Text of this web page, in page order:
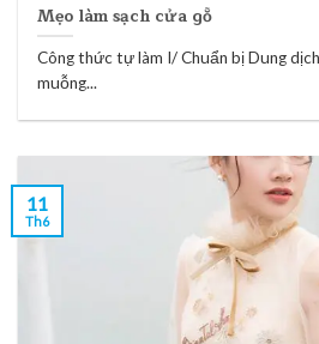
Mẹo làm sạch cửa gỗ
Công thức tự làm I/ Chuẩn bị Dung
muỗng...
11
Th6